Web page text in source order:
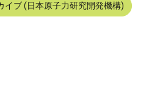
イブ (日本原子力研究開発機構)